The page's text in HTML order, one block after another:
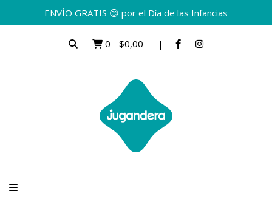
ENVÍO GRATIS 😊 por el Día de las Infancias
0 - $0,00